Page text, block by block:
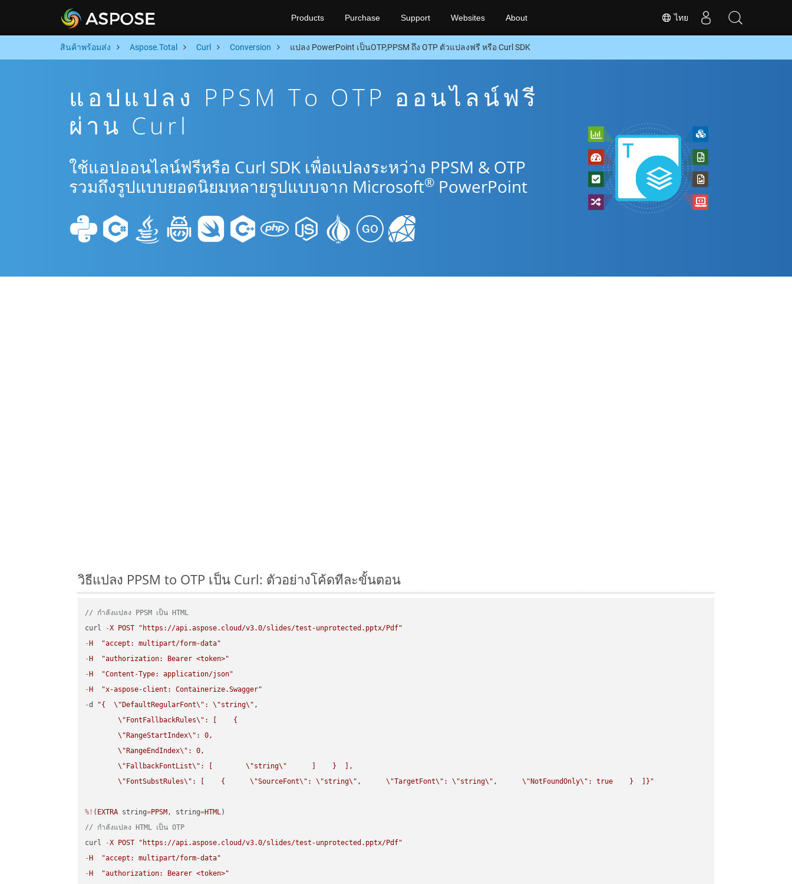
ไทย
Products Purchase Support Websites About
สินค้าพร้อมส่ง Aspose.Total Curl Conversion แปลง PowerPoint เป็นOTP,PPSM ถึง OTP ตัวแปลงฟรี หรือ Curl SDK
แอปแปลง PPSM To OTP ออนไลน์ฟรี
ผ่าน Curl
ใช้แอปออนไลน์ฟรีหรือ Curl SDK เพื่อแปลงระหว่าง PPSM & OTP
รวมถึงรูปแบบยอดนิยมหลายรูปแบบจาก Microsoft® PowerPoint
วิธีแปลง PPSM to OTP เป็น Curl: ตัวอย่างโค้ดทีละขั้นตอน
// กำลังแปลง PPSM เป็น HTML
curl
-X POST
"https://api.aspose.cloud/v3.0/slides/test-unprotected.pptx/Pdf"
- H
"accept: multipart/form-data"
- H
"authorization: Bearer <token>"
- H
"Content-Type: application/json"
- H
"x-aspose-client: Containerize.Swagger"
-d "{ \" DefaultRegularFont\" : \"string\" ,
\" FontFallbackRules\" : [    {
\" RangeStartIndex\" : 0,
\" RangeEndIndex\" : 0,
\" FallbackFontList\" : [ \"string\"
      ]    }  ],
\" FontSubstRules\" : [    { \"SourceFont\" : \"string\" , \"TargetFont\" : \"string\" , \" NotFoundOnly\" : true    }  ]}"
%! ( EXTRA string=PPSM , string=HTML
// กำลังแปลง HTML เป็น OTP
curl
-X POST
"https://api.aspose.cloud/v3.0/slides/test-unprotected.pptx/Pdf"
- H
"accept: multipart/form-data"
- H
"authorization: Bearer <token>"